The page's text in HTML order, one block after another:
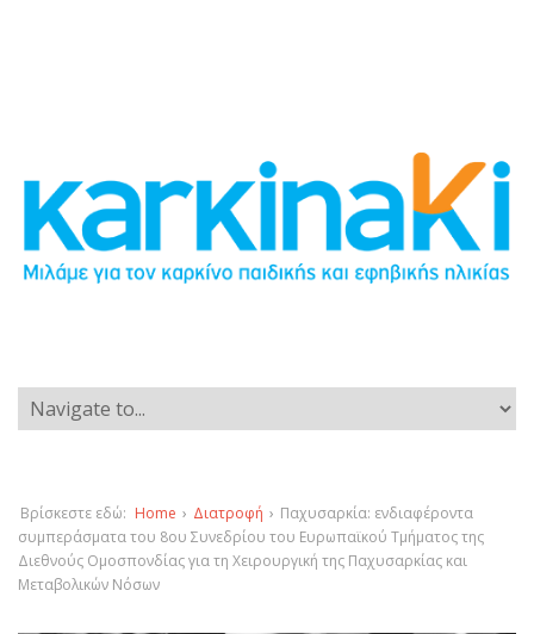
Βρίσκεστε εδώ: Home › Διατροφή › Παχυσαρκία: ενδιαφέροντα
συμπεράσματα του 8ου Συνεδρίου του Ευρωπαϊκού Τμήματος της
Διεθνούς Ομοσπονδίας για τη Χειρουργική της Παχυσαρκίας και
Μεταβολικών Νόσων